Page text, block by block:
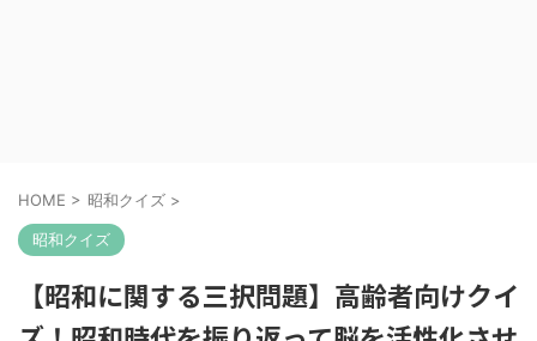
HOME > 昭和クイズ >
昭和クイズ
【昭和に関する三択問題】高齢者向けクイ